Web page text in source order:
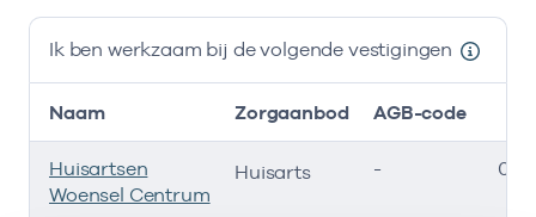
Ik ben werkzaam bij de volgende vestigingen
Naam Zorgaanbod AGB-code
Huisartsen
Woensel Centrum
Huisarts - 01-